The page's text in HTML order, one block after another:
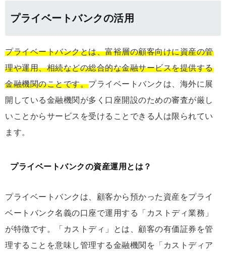
プライベートバンクの活用
プライベートバンクとは、富裕層の顧客向けに資産の管
理や運用、相続などの総合的な金融サービスを提供する
金融機関のことです。プライベートバンクは、海外に展
開している金融機関が多く口座開設のための審査が厳し
いことからサービスを受けることできる人は限られてい
ます。
プライベートバンクの資産運用とは？
プライベートバンクは、顧客から預かった資産をプライ
ベートバンク名義の口座で運用する「カストディ業務」
が特徴です。「カストディ」とは、顧客の有価証券を管
理することを意味し管理する金融機関を「カストディア